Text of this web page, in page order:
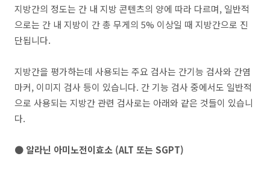
지방간의 정도는 간 내 지방 콘텐츠의 양에 따라 다르며, 일반적
으로는 간 내 지방이 간 총 무게의 5% 이상일 때 지방간으로 진
단됩니다.
지방간을 평가하는데 사용되는 주요 검사는 간기능 검사와 간염
마커, 이미지 검사 등이 있습니다. 간 기능 검사 중에서도 일반적
으로 사용되는 지방간 관련 검사로는 아래와 같은 것들이 있습니
다.
● 알라닌 아미노전이효소 (ALT 또는 SGPT)